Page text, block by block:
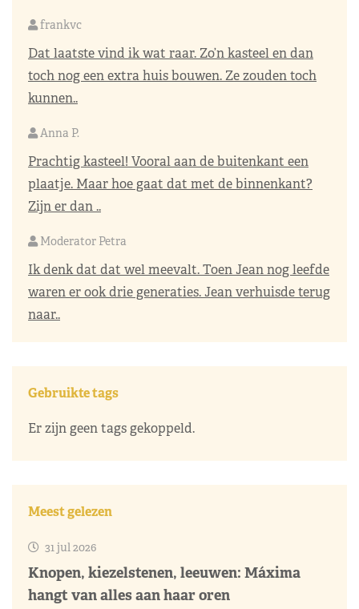
frankvc
Dat laatste vind ik wat raar. Zo’n kasteel en dan
toch nog een extra huis bouwen. Ze zouden toch
kunnen..
Anna P.
Prachtig kasteel! Vooral aan de buitenkant een
plaatje. Maar hoe gaat dat met de binnenkant?
Zijn er dan ..
Moderator Petra
Ik denk dat dat wel meevalt. Toen Jean nog leefde
waren er ook drie generaties. Jean verhuisde terug
naar..
Gebruikte tags
Er zijn geen tags gekoppeld.
Meest gelezen
31 jul 2026
Knopen, kiezelstenen, leeuwen: Máxima
hangt van alles aan haar oren